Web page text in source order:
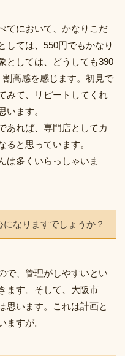
てにおいて、かなりこだ
しては、550円でもかなり
としては、どうしても390
高感を感じます。初見で
みて、リピートしてくれ
います。
あれば、専門店としてカ
ると思っています。
は多くいらっしゃいま
なりますでしょうか？
で、管理がしやすいとい
ます。そして、大阪市
思います。これは計画と
ますが。